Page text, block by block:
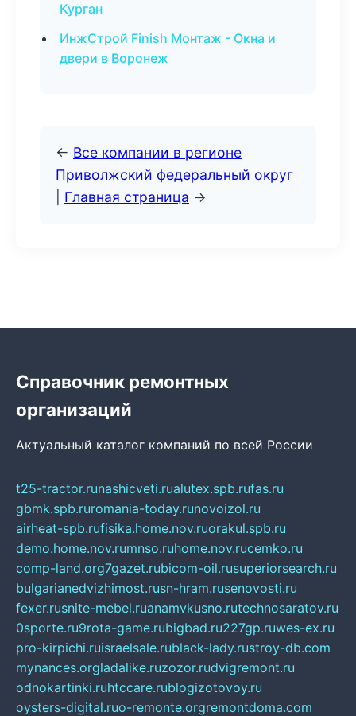
Курган
ИнжСтрой Finish Монтаж - Окна и
двери в Воронеж
← Все компании в регионе
Приволжский федеральный округ
Главная страница →
Справочник ремонтных
организаций
Актуальный каталог компаний по всей России
t25-tractor.runashicveti.rualutex.spb.rufas.ru
gbmk.spb.ruromania-today.runovoizol.ru
airheat-spb.rufisika.home.nov.ruorakul.spb.ru
demo.home.nov.rumnso.ruhome.nov.rucemko.ru
comp-land.org7gazet.rubicom-oil.rusuperiorsearch.ru
bulgarianedvizhimost.rusn-hram.rusenovosti.ru
fexer.rusnite-mebel.ruanamvkusno.rutechnosaratov.ru
0sporte.ru9rota-game.rubigbad.ru227gp.ruwes-ex.ru
pro-kirpichi.ruisraelsale.rublack-lady.rustroy-db.com
mynances.orgladalike.ruzozor.rudvigremont.ru
odnokartinki.ruhtccare.rublogizotovoy.ru
oysters-digital.ruo-remonte.orgremontdoma.com